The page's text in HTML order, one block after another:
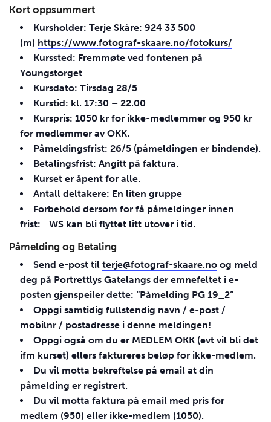
Kort oppsummert
Kursholder: Terje Skåre: 924 33 500
(m) https://www.fotograf-skaare.no/fotokurs/
Kurssted: Fremmøte ved fontenen på
Youngstorget
Kursdato: Tirsdag 28/5
Kurstid: kl. 17:30 – 22.00
Kurspris: 1050 kr for ikke-medlemmer og 950 kr
for medlemmer avOKK.
Påmeldingsfrist: 26/5 (påmeldingen er bindende).
Betalingsfrist: Angitt på faktura.
Kurset er åpent for alle.
Antall deltakere: En liten gruppe
Forbehold dersom for få påmeldinger innen
frist: WS kan bli flyttet litt utover i tid.
Påmelding og Betaling
Send e-post til terje@fotograf-skaare.noog meld
deg på Portrettlys Gatelangs der emnefeltet i e-
posten gjenspeiler dette: “Påmelding PG 19_2”
Oppgi samtidig fullstendig navn / e-post /
mobilnr / postadresse i denne meldingen!
Oppgi også om du er MEDLEM OKK(evt vil bli det
ifm kurset) ellers faktureres beløp for ikke-medlem.
Du vil motta bekreftelse på email at din
påmelding er registrert.
Du vil motta faktura på email med pris for
medlem (950) eller ikke-medlem (1050).